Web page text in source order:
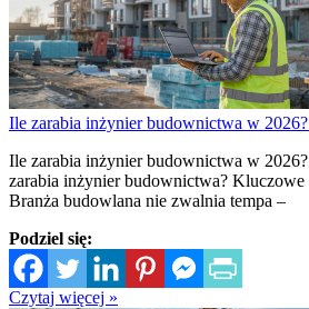
Ile zarabia inżynier budownictwa w
Ile zarabia inżynier budownictwa w
zarabia inżynier budownictwa? Kluczowe
Branża budowlana nie zwalnia tempa –
Podziel się:
Czytaj więcej »